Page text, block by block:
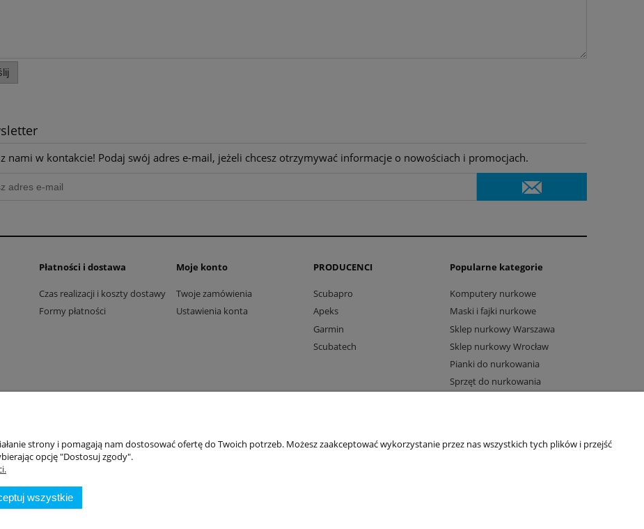
nami w kontakcie! Podaj swój adres e-mail, jeżeli chcesz otrzymywać informacje o nowościach i promocjach.
Płatności i dostawa
Czas realizacji i koszty dostawy
Formy płatności
Moje konto
Twoje zamówienia
Ustawienia konta
PRODUCENCI
Scubapro
Apeks
Garmin
Scubatech
Popularne kategorie
Komputery nurkowe
Maski i fajki nurkowe
Sklep nurkowy Warszawa
Sklep nurkowy Wrocław
Pianki do nurkowania
Sprzęt do nurkowania
woj. małopolskie - NIP 9452184931
tel.12 418 39 59
strony i pomagają nam dostosować ofertę do Twoich potrzeb. Możesz zaakceptować wykorzystanie przez nas wszystkich tych plików i przejść
opcję "Dostosuj zgody".
wszystkie